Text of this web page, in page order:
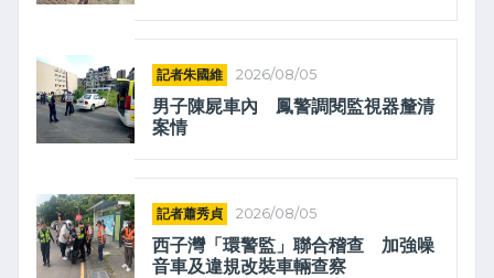
記者朱國維 2026/08/05
男子陳屍車內 鳳警調閱監視器釐清
案情
記者蕭秀貞 2026/08/05
西子灣「環警監」聯合稽查 加強噪
音車及違規改裝車輛查察